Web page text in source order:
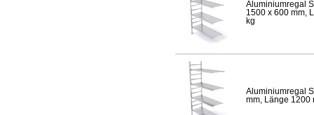
Aluminiumregal
1500 x 600 mm,
kg
Aluminiumregal
mm, Länge 1200